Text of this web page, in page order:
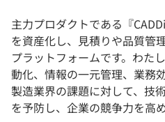
主力プロダクトである『
を資産化し、見積りや品質管
プラットフォームです。わた
動化、情報の一元管理、業務
製造業界の課題に対して、技
を予防し、企業の競争力を高